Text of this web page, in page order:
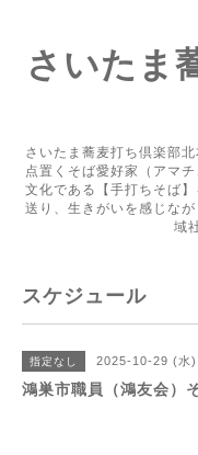
さいたま
さいたま蕎麦打ち倶楽部
点置くそば愛好家（アマ
文化である【手打ちそば
送り、生きがいを感じな
域
スケジュール
指定なし 2025-10-29 (水
鴻巣市職員（鴻友会）